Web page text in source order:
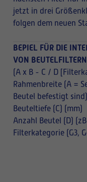
jetzt in drei
folgen dem neuen
BEPIEL FÜR DIE
VON
(A x B - C / D
Rahmenbreite (A =
Beutel befestigt
Beuteltiefe (C) (mm)
Anzahl Beutel (D)
Filterkategorie (G3,